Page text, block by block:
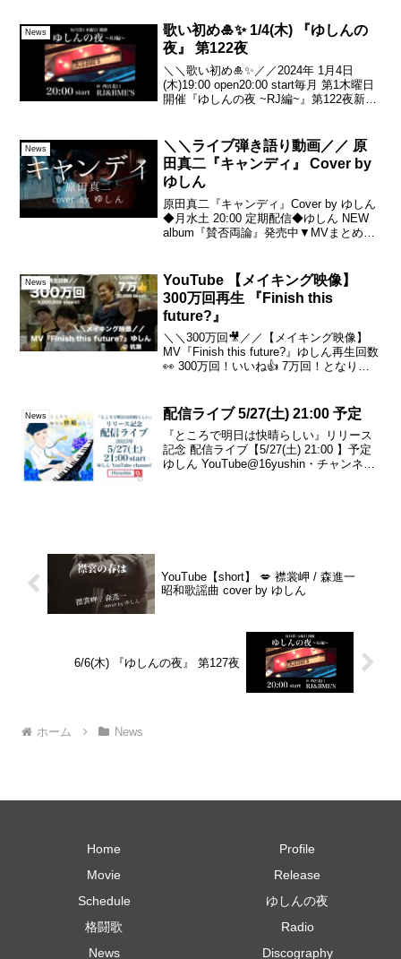
News
歌い初め🎍✨ 1/4(木) 『ゆしんの
夜』 第122夜
＼＼歌い初め🎍✨／／2024年 1月4日
(木)19:00 open20:00 start毎月 第1木曜日
開催『ゆしんの夜 ~RJ編~』第122夜新曲
ントラ...
News
＼＼ライブ弾き語り動画／／ 原
田真二『キャンディ』 Cover by
ゆしん
原田真二『キャンディ』Cover by ゆしん
◆月水土 20:00 定期配信◆ゆしん NEW
album『賛否両論』発売中▼MVまとめ
News
YouTube 【メイキング映像】
300万回再生 『Finish this
future?』
＼＼300万回🎥／／【メイキング映像】
MV『Finish this future?』ゆしん再生回数
👀 300万回！いいね👍 7万回！となりま
ば幸いです。チーム ゆしん
News 配信ライブ 5/27(土) 21:00 予定
『ところで明日は快晴らしい』リリース
記念 配信ライブ【5/27(土) 21:00 】予定
ゆしん YouTube@16yushin・チャンネル
YouTube【short】 💋 襟裳岬 / 森進一
昭和歌謡曲 cover by ゆしん
6/6(木) 『ゆしんの夜』 第127夜
ホーム News
Home
Profile
Movie
Release
Schedule
ゆしんの夜
格闘歌
Radio
News
Discography